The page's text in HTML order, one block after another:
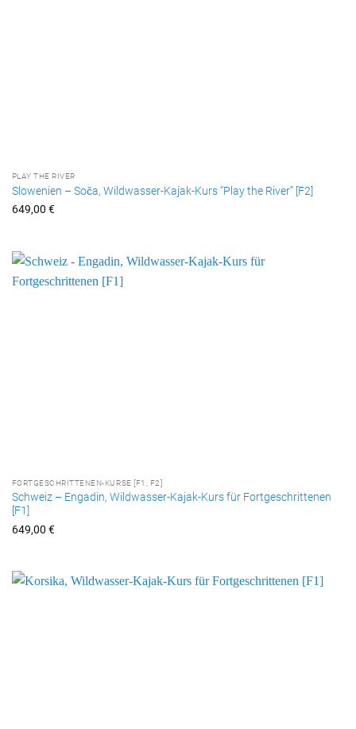
PLAY THE RIVER
Slowenien – Soča, Wildwasser-Kajak-Kurs “Play the River” [F2]
649,00 €
FORTGESCHRITTENEN-KURSE [F1, F2]
Schweiz – Engadin, Wildwasser-Kajak-Kurs für Fortgeschrittenen
[F1]
649,00 €